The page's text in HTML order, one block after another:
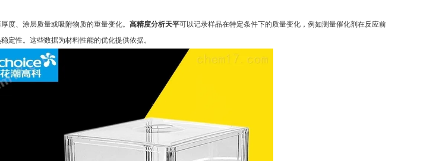
、涂层质量或吸附物质的重量变化。 高精度分析天平可以记录样品在特定条件下的质量变化，例如测量催化剂在反应前
定性。这些数据为材料性能的优化提供依据。